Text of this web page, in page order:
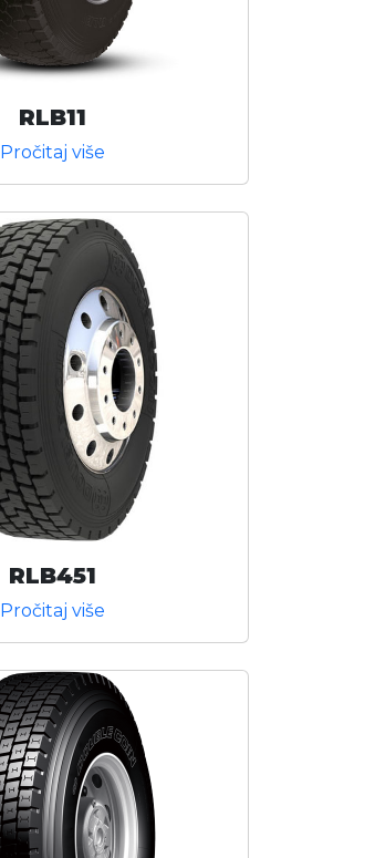
RLB11
Pročitaj više
RLB451
Pročitaj više